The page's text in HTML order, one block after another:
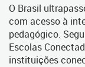
O Brasil
com acesso à
pedagógico.
Escolas
instituições